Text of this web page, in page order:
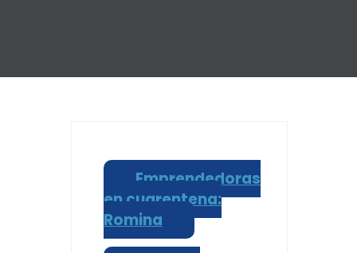
Emprendedoras
en cuarentena:
Romina